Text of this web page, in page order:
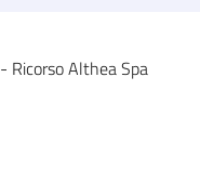
Ricorso Althea Spa